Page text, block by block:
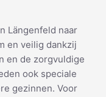
Längenfeld naar
en veilig dankzij
en de zorgvuldige
ook speciale
gezinnen. Voor